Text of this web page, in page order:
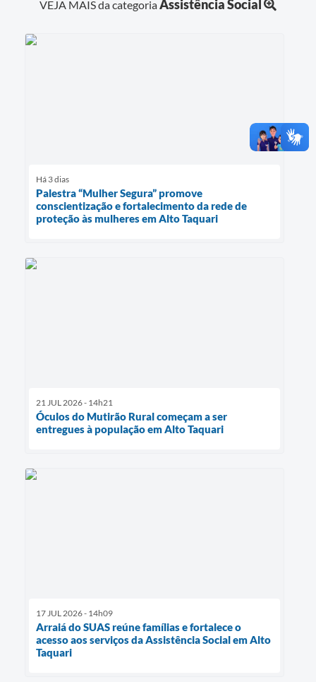
VEJA MAIS da categoriaAssistência Social
Há 3 dias
Palestra “Mulher Segura” promove
conscientização e fortalecimento da rede de
proteção às mulheres em Alto Taquari
21 JUL 2026 - 14h21
Óculos do Mutirão Rural começam a ser
entregues à população em Alto Taquari
17 JUL 2026 - 14h09
Arraiá do SUAS reúne famílias e fortalece o
acesso aos serviços da Assistência Social em Alto
Taquari